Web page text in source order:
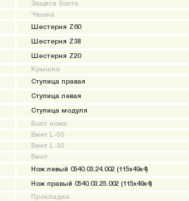
Защита болта
Чашка
Шестерня Z60
Шестерня Z38
Шестерня Z20
Крышка
Ступица правая
Ступица левая
Ступица модуля
Болт ножа
Винт L-50
Винт L-30
Винт
Нож левый 0540.03.24.002 (115x49x4)
Нож правый 0540.03.25.002 (115x49x4)
Прокладка